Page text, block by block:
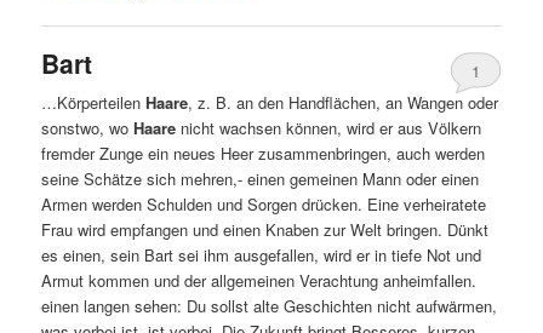
Bart
1
…KörperteilenHaare, z. B. an den Handflächen, an Wangen oder
sonstwo, woHaare nicht wachsen können, wird er aus Völkern
fremder Zunge ein neues Heer zusammenbringen, auch werden
seine Schätze sich mehren,- einen gemeinen Mann oder einen
Armen werden Schulden und Sorgen drücken. Eine verheiratete
Frau wird empfangen und einen Knaben zur Welt bringen. Dünkt
es einen, sein Bart sei ihm ausgefallen, wird er in tiefe Not und
Armut kommen und der allgemeinen Verachtung anheimfallen.
einen langen sehen: Du sollst alte Geschichten nicht aufwärmen,